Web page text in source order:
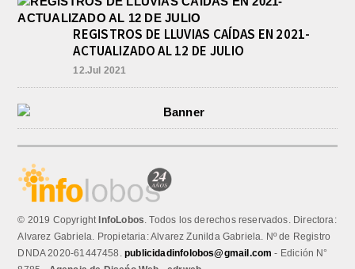
REGISTROS DE LLUVIAS CAÍDAS EN 2021-
ACTUALIZADO AL 12 DE JULIO
12.Jul 2021
© 2019 CopyrightInfoLobos. Todos los derechos reservados. Directora:
Alvarez Gabriela. Propietaria: Alvarez Zunilda Gabriela. Nº de Registro
DNDA 2020-61447458.publicidadinfolobos@gmail.com - Edición N°